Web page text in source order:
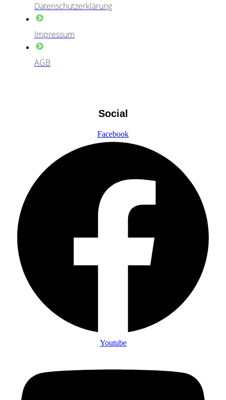
Datenschutzerklärung
Impressum
AGB
Social
Facebook
Youtube